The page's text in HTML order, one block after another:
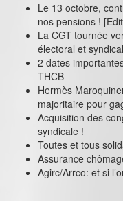
Le 13 octobre,
nos pensions !
La CGT tournée
électoral et syndical
2 dates
THCB
Hermès
majoritaire pour
Acquisition des
syndicale !
Toutes et tous
Assurance
Agirc/Arrco: et si